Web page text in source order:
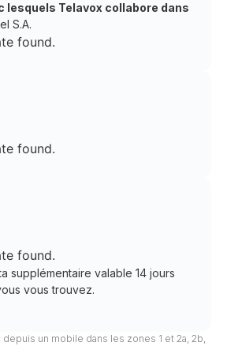
lesquels Telavox collabore dans
S.A.
found.
found.
found.
supplémentaire valable 14 jours
vous trouvez.
un mobile dans les zones 1 et 2a, 2b,